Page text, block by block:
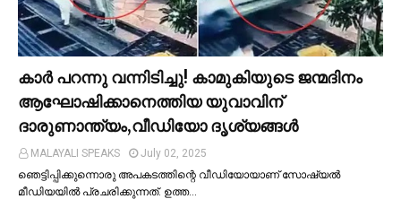
കാര്‍ പറന്നു വന്നിടിച്ചു! കാമുകിയുടെ ജന്മദിനം
ആഘോഷിക്കാനെത്തിയ യുവാവിന്
ദാരുണാന്ത്യം,വീഡിയോ ദൃശ്യങ്ങൾ
MALAYALI SPEAKS
July 02, 2025
ഞെട്ടിപ്പിക്കുന്നൊരു അപകടത്തിന്റെ വീഡിയോയാണ് സോഷ്യല്‍
മീഡിയയില്‍ പ്രചരിക്കുന്നത്. ഉത്ത…